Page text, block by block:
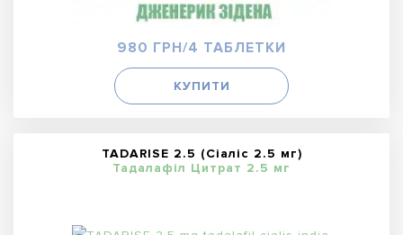
980 ГРН/4 ТАБЛЕТКИ
КУПИТИ
TADARISE 2.5 (Сіаліс 2.5 мг)
Тадалафіл Цитрат 2.5 мг